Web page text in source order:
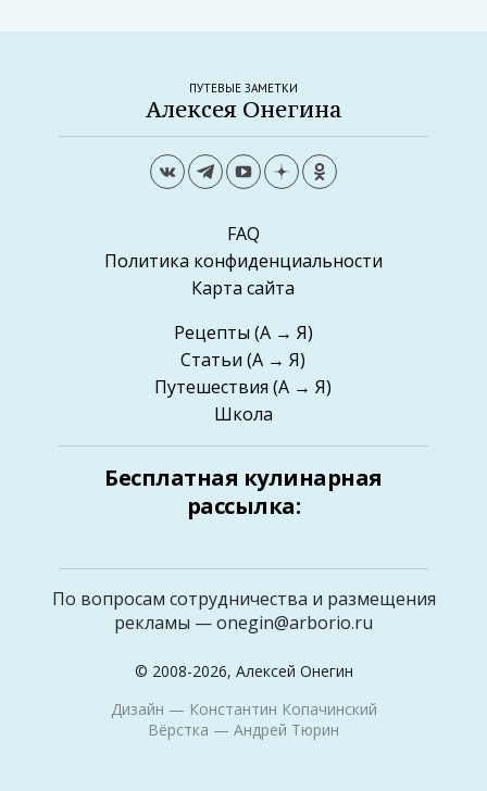
ПУТЕВЫЕ ЗАМЕТКИ
Алексея Онегина
FAQ
Политика конфиденциальности
Карта сайта
Рецепты (А → Я)
Статьи (А → Я)
Путешествия (А → Я)
Школа
Бесплатная кулинарная
рассылка:
По вопросам сотрудничества и размещения
рекламы —onegin@arborio.ru
© 2008-2026, Алексей Онегин
Дизайн — Константин Копачинский
Вёрстка — Андрей Тюрин